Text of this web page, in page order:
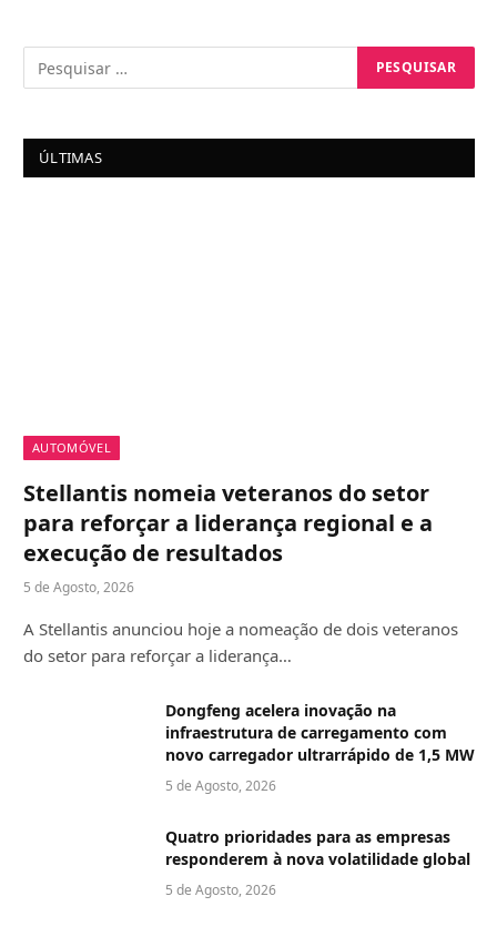
ÚLTIMAS
AUTOMÓVEL
Stellantis nomeia veteranos do setor
para reforçar a liderança regional e a
execução de resultados
5 de Agosto, 2026
A Stellantis anunciou hoje a nomeação de dois veteranos
do setor para reforçar a liderança…
Dongfeng acelera inovação na
infraestrutura de carregamento com
novo carregador ultrarrápido de 1,5 MW
5 de Agosto, 2026
Quatro prioridades para as empresas
responderem à nova volatilidade global
5 de Agosto, 2026